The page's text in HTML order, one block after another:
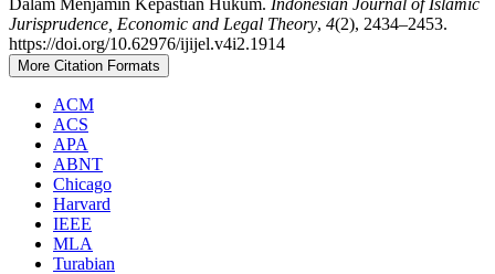
Jurisprudence, Economic and Legal Theory, 4(2), 2434–2453.
https://doi.org/10.62976/ijijel.v4i2.1914
More Citation Formats
ACM
ACS
APA
ABNT
Chicago
Harvard
IEEE
MLA
Turabian